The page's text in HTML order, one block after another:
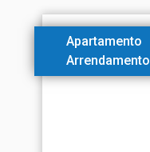
Apartamento
Arrendamento